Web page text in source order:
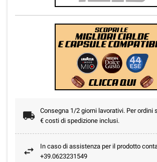
Consegna 1/2 giorni lavorativi. Per ordini
€ costi di spedizione inclusi.
In caso di assistenza per il prodotto
+39.0623231549